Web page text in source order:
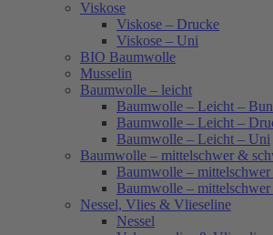
Viskose
Viskose – Drucke
Viskose – Uni
BIO Baumwolle
Musselin
Baumwolle – leicht
Baumwolle – Leicht –
Baumwolle – Leicht –
Baumwolle – Leicht – Uni
Baumwolle – mittelschwer &
Baumwolle –
Baumwolle –
Nessel, Vlies & Vlieseline
Nessel